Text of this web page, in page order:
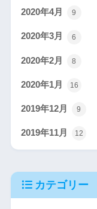
2020年4月 9
2020年3月 6
2020年2月 8
2020年1月 16
2019年12月 9
2019年11月 12
カテゴリー